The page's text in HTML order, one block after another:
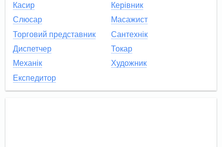
Касир
Керівник
Слюсар
Масажист
Торговий представник
Сантехнік
Диспетчер
Токар
Механік
Художник
Експедитор